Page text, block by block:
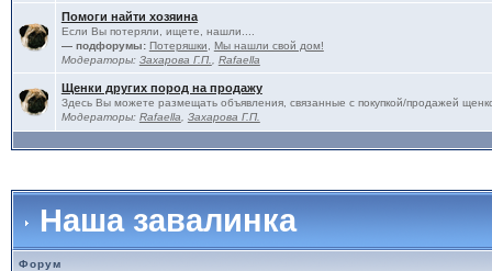
Помоги найти хозяина
Если Вы потеряли, ищете, нашли....
— подфорумы: Потеряшки
Мы нашли свой дом!
Модераторы: Захарова Г.П. Rafaella
Щенки других пород на продажу
Здесь Вы можете размещать объявления, связанные с покупкой/продажей
Модераторы: Rafaella Захарова Г.П.
Наша завалинка
Форум